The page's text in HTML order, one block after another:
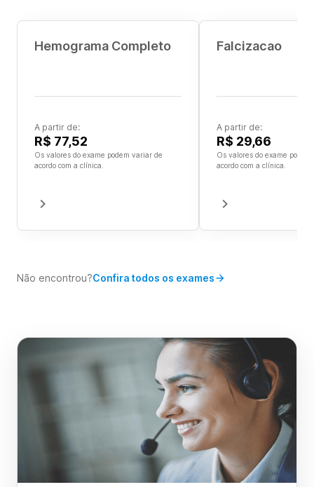
Hemograma Completo
A partir de:
R$ 77,52
Os valores do exame podem variar de
acordo com a clínica.
Falcizacao
A partir de:
R$ 29,66
Os valores do exame
acordo com a clínica.
Não encontrou?Confira todos os exames